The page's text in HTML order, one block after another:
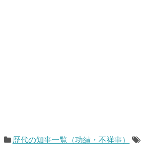
歴代の知事一覧（功績・不祥事）